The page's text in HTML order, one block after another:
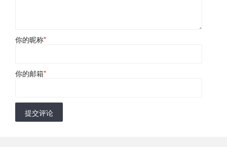
你的昵称*
你的邮箱*
提交评论